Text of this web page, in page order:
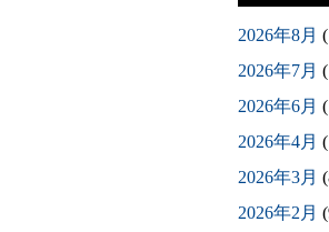
2026年8月
2026年7月
2026年6月
2026年4月
2026年3月
2026年2月